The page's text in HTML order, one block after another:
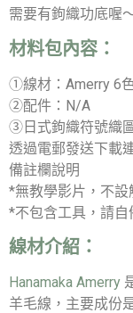
需要有鉤織功底喔
材料包內容：
①線材：Amerry 6
②配件：N/A
③日式鉤織符號織
透過電郵發送下載
備註欄說明
*無教學影片，不設
*不包含工具，請自
線材介紹：
Hanamaka Amerry
羊毛線，主要成份